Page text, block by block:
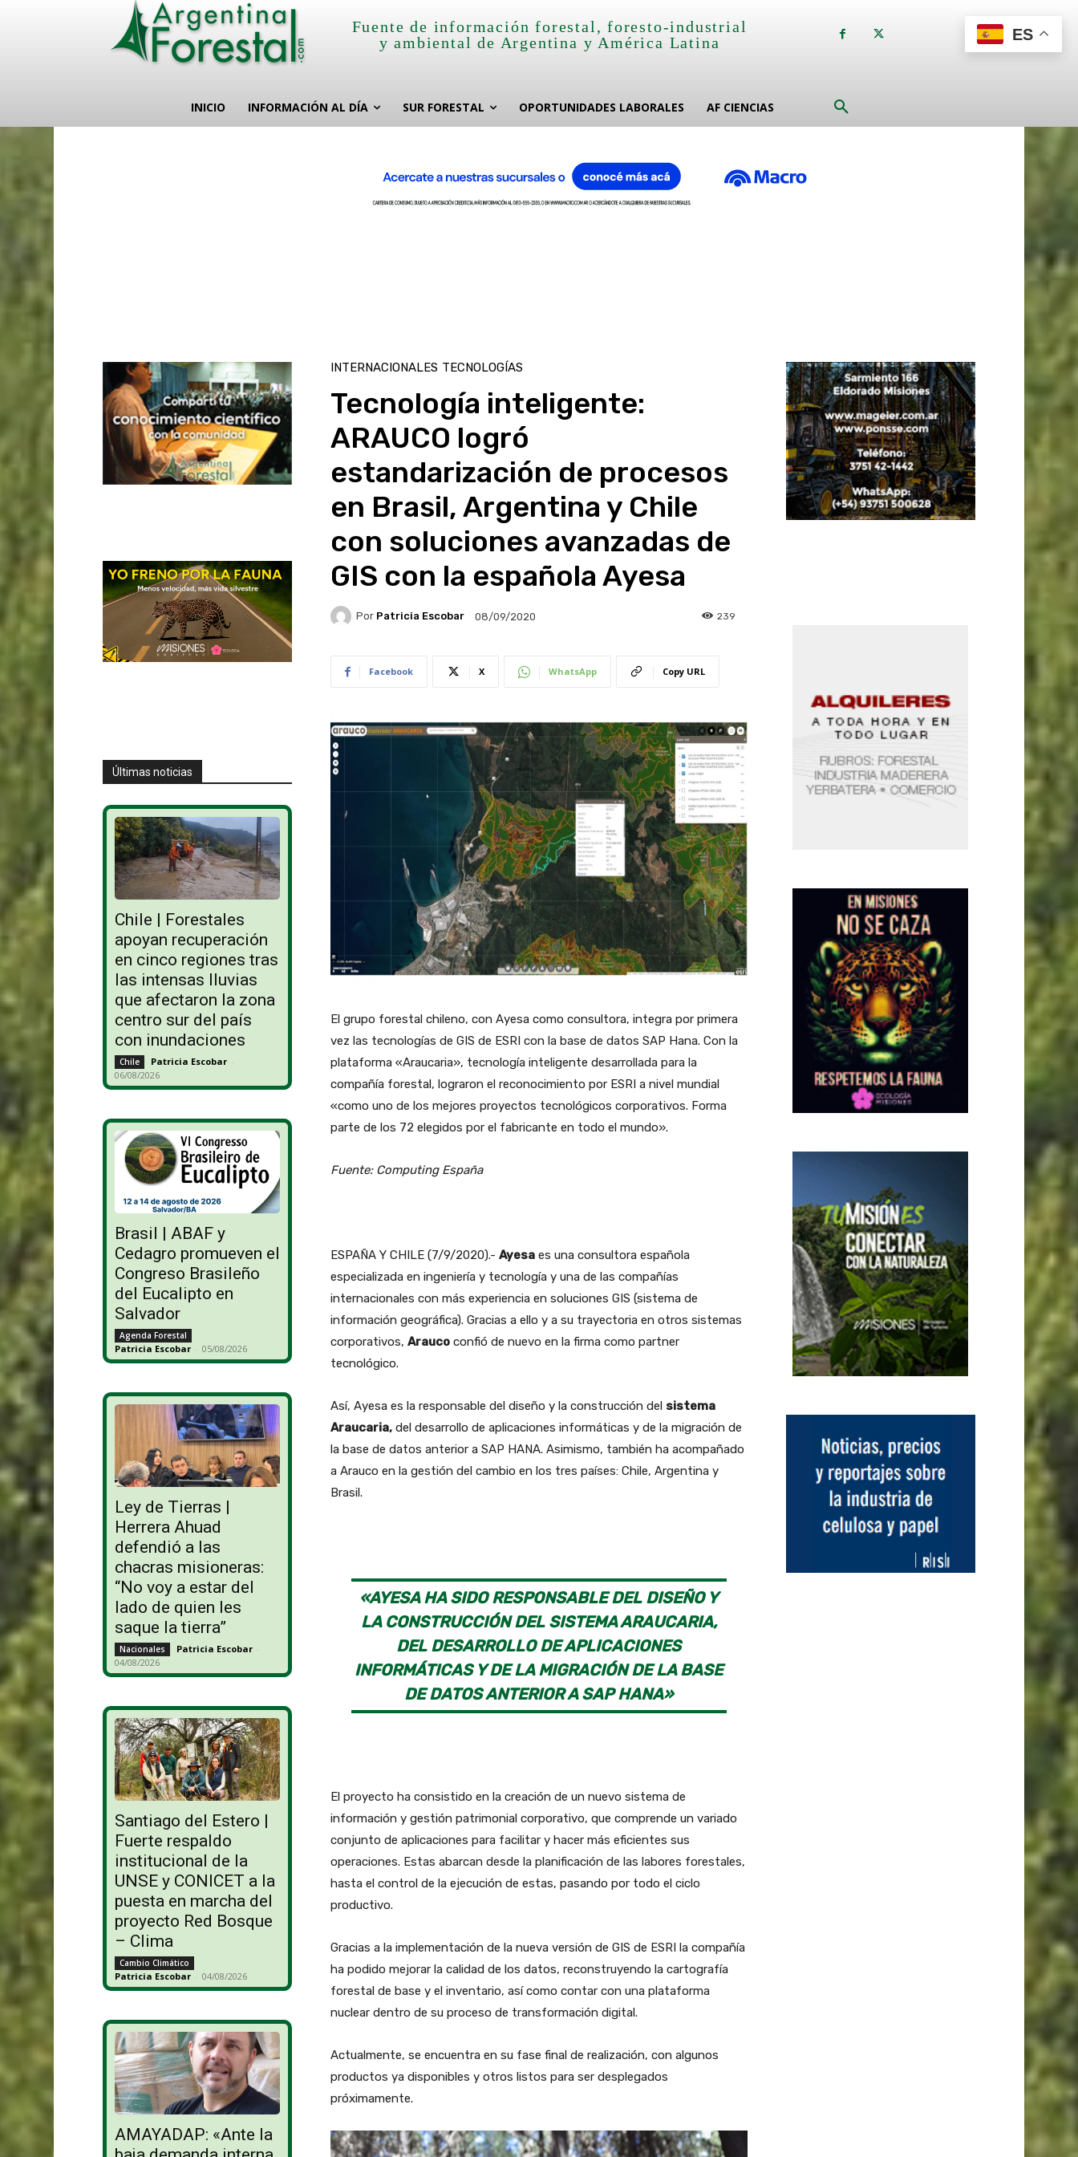
Fuente de información forestal, foresto-industrial
y ambiental de Argentina y América Latina
INICIO INFORMACIÓN AL DÍA SUR FORESTAL OPORTUNIDADES LABORALES AF CIENCIAS
Últimas noticias
Chile | Forestales
apoyan recuperación
en cinco regiones tras
las intensas lluvias
que afectaron la zona
centro sur del país
con inundaciones
Chile Patricia Escobar -
06/08/2026
Brasil | ABAF y
Cedagro promueven el
Congreso Brasileño
del Eucalipto en
Salvador
Agenda Forestal
Patricia Escobar - 05/08/2026
Ley de Tierras |
Herrera Ahuad
defendió a las
chacras misioneras:
“No voy a estar del
lado de quien les
saque la tierra”
Nacionales Patricia Escobar -
04/08/2026
Santiago del Estero |
Fuerte respaldo
institucional de la
UNSE y CONICET a la
puesta en marcha del
proyecto Red Bosque
– Clima
Cambio Climático
Patricia Escobar - 04/08/2026
AMAYADAP: «Ante la
INTERNACIONALES TECNOLOGÍAS
Tecnología inteligente:
ARAUCO logró
estandarización de procesos
en Brasil, Argentina y Chile
con soluciones avanzadas de
GIS con la española Ayesa
Por Patricia Escobar 08/09/2020 239
Facebook X WhatsApp Copy URL
El grupo forestal chileno, con Ayesa como consultora, integra por primera
vez las tecnologías de GIS de ESRI con la base de datos SAP Hana. Con la
plataforma «Araucaria», tecnología inteligente desarrollada para la
compañía forestal, lograron el reconocimiento por ESRI a nivel mundial
«como uno de los mejores proyectos tecnológicos corporativos. Forma
parte de los 72 elegidos por el fabricante en todo el mundo».
Fuente: Computing España
ESPAÑA Y CHILE (7/9/2020).- Ayesaes una consultora española
especializada en ingeniería y tecnología y una de las compañías
internacionales con más experiencia en soluciones GIS (sistema de
información geográfica). Gracias a ello y a su trayectoria en otros sistemas
corporativos, Araucoconfió de nuevo en la firma como partner
tecnológico.
Así, Ayesa es la responsable del diseño y la construcción del sistema
Araucaria,del desarrollo de aplicaciones informáticas y de la migración de
la base de datos anterior a SAP HANA. Asimismo, también ha acompañado
a Arauco en la gestión del cambio en los tres países: Chile, Argentina y
Brasil.
«AYESA HA SIDO RESPONSABLE DEL DISEÑO Y
LA CONSTRUCCIÓN DEL SISTEMA ARAUCARIA,
DEL DESARROLLO DE APLICACIONES
INFORMÁTICAS Y DE LA MIGRACIÓN DE LA BASE
DE DATOS ANTERIOR A SAP HANA»
El proyecto ha consistido en la creación de un nuevo sistema de
información y gestión patrimonial corporativo, que comprende un variado
conjunto de aplicaciones para facilitar y hacer más eficientes sus
operaciones. Estas abarcan desde la planificación de las labores forestales,
hasta el control de la ejecución de estas, pasando por todo el ciclo
productivo.
Gracias a la implementación de la nueva versión de GIS de ESRI la compañía
ha podido mejorar la calidad de los datos, reconstruyendo la cartografía
forestal de base y el inventario, así como contar con una plataforma
nuclear dentro de su proceso de transformación digital.
Actualmente, se encuentra en su fase final de realización, con algunos
productos ya disponibles y otros listos para ser desplegados
próximamente.
ES